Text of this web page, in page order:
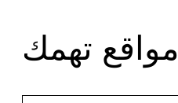
مواقع تهمك